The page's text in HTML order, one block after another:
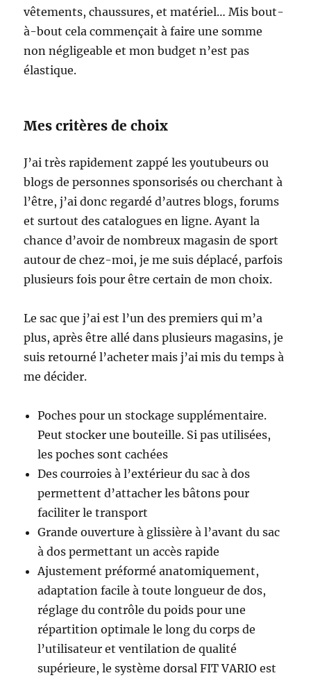
vêtements, chaussures, et matériel… Mis bout-
à-bout cela commençait à faire une somme
non négligeable et mon budget n’est pas
élastique.
Mes critères de choix
J’ai très rapidement zappé les youtubeurs ou
blogs de personnes sponsorisés ou cherchant à
l’être, j’ai donc regardé d’autres blogs, forums
et surtout des catalogues en ligne. Ayant la
chance d’avoir de nombreux magasin de sport
autour de chez-moi, je me suis déplacé, parfois
plusieurs fois pour être certain de mon choix.
Le sac que j’ai est l’un des premiers qui m’a
plus, après être allé dans plusieurs magasins, je
suis retourné l’acheter mais j’ai mis du temps à
me décider.
Poches pour un stockage supplémentaire.
Peut stocker une bouteille. Si pas utilisées,
les poches sont cachées
Des courroies à l’extérieur du sac à dos
permettent d’attacher les bâtons pour
faciliter le transport
Grande ouverture à glissière à l’avant du sac
à dos permettant un accès rapide
Ajustement préformé anatomiquement,
adaptation facile à toute longueur de dos,
réglage du contrôle du poids pour une
répartition optimale le long du corps de
l’utilisateur et ventilation de qualité
supérieure, le système dorsal FIT VARIO est